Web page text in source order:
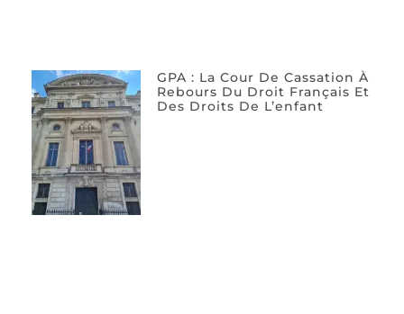
GPA : La Cour De Cassation À
Rebours Du Droit Français Et
Des Droits De L’enfant